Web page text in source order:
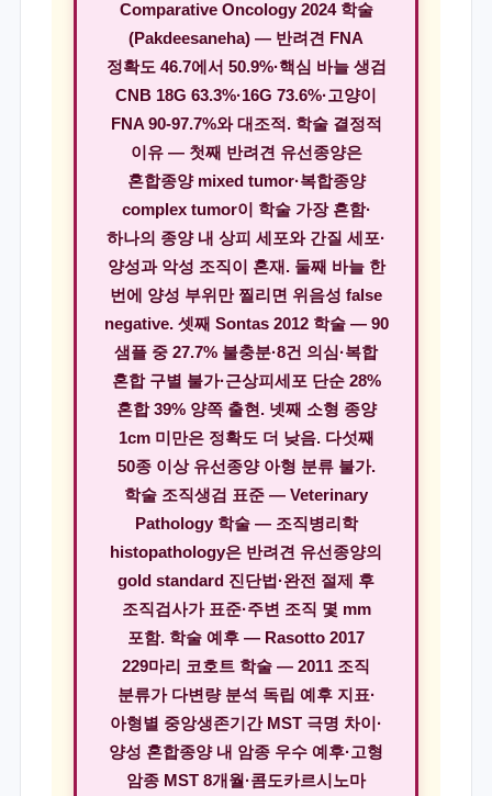
Comparative Oncology 2024 학술
(Pakdeesaneha) — 반려견 FNA
정확도 46.7에서 50.9%·핵심 바늘 생검
CNB 18G 63.3%·16G 73.6%·고양이
FNA 90-97.7%와 대조적. 학술 결정적
이유 — 첫째 반려견 유선종양은
혼합종양 mixed tumor·복합종양
complex tumor이 학술 가장 흔함·
하나의 종양 내 상피 세포와 간질 세포·
양성과 악성 조직이 혼재. 둘째 바늘 한
번에 양성 부위만 찔리면 위음성 false
negative. 셋째 Sontas 2012 학술 — 90
샘플 중 27.7% 불충분·8건 의심·복합
혼합 구별 불가·근상피세포 단순 28%
혼합 39% 양쪽 출현. 넷째 소형 종양
1cm 미만은 정확도 더 낮음. 다섯째
50종 이상 유선종양 아형 분류 불가.
학술 조직생검 표준 — Veterinary
Pathology 학술 — 조직병리학
histopathology은 반려견 유선종양의
gold standard 진단법·완전 절제 후
조직검사가 표준·주변 조직 몇 mm
포함. 학술 예후 — Rasotto 2017
229마리 코호트 학술 — 2011 조직
분류가 다변량 분석 독립 예후 지표·
아형별 중앙생존기간 MST 극명 차이·
양성 혼합종양 내 암종 우수 예후·고형
암종 MST 8개월·콤도카르시노마